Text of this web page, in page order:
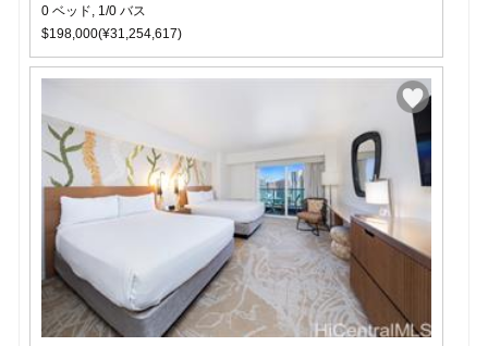
0 ベッド, 1/0 バス
$198,000(¥31,254,617)